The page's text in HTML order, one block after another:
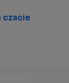
czacie